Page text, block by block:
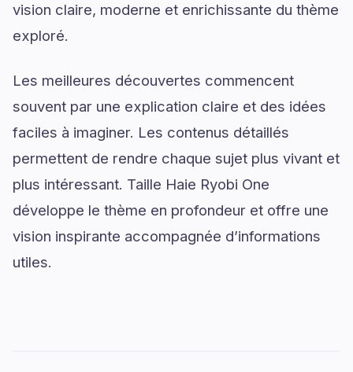
vision claire, moderne et enrichissante du thème
exploré.
Les meilleures découvertes commencent
souvent par une explication claire et des idées
faciles à imaginer. Les contenus détaillés
permettent de rendre chaque sujet plus vivant et
plus intéressant. Taille Haie Ryobi One
développe le thème en profondeur et offre une
vision inspirante accompagnée d’informations
utiles.